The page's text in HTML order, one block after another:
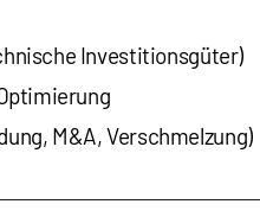
Investitionsgüter)
M&A, Verschmelzung)